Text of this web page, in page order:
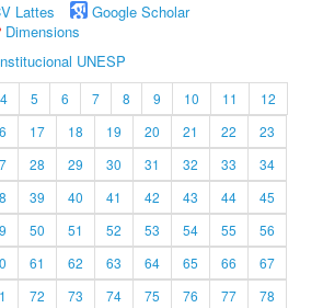
Lattes
Google Scholar
Dimensions
UNESP
4 5 6 7 8 9 10 11
12
17 18 19 20 21 22
23
28 29 30 31 32 33
34
39 40 41 42 43 44
45
50 51 52 53 54 55
56
61 62 63 64 65 66
67
72 73 74 75 76 77
78